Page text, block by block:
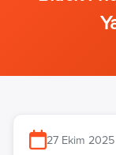
27 Ekim 2025